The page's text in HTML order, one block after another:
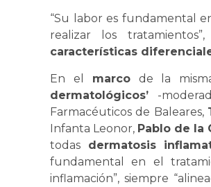
“Su labor es fundamental
realizar los
características
En el marcode la
dermatológicos’ -
Farmacéuticos de Baleares,
Infanta Leonor, Pablo de la
todas dermatosis
fundamental en el
inflamación”, siempre